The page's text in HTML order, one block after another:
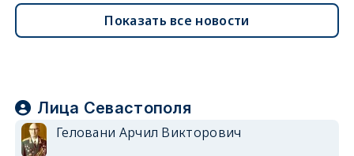
Показать все новости
Лица Севастополя
Геловани Арчил Викторович